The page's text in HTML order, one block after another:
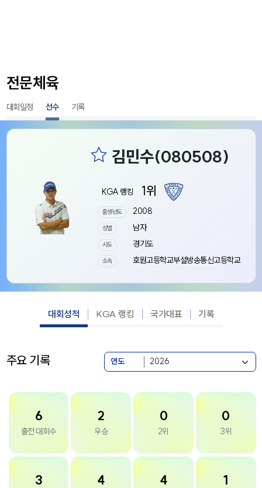
전문체육
대회일정 선수 기록
KGA 랭킹 1위
출생년도 2008
성별 남자
시도 경기도
소속 호원고등학교부설방송통신고등학교
대회성적 KGA 랭킹 국가대표 기록
주요 기록 연도
6
출전 대회수
2
우승
0
2위
0
3위
3 4 4 1